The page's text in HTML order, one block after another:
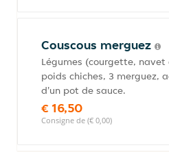
Couscous merguez
Légumes (courgette,
poids chiches, 3 merguez,
d'un pot de sauce.
€ 16,50
Consigne de (€ 0,00)